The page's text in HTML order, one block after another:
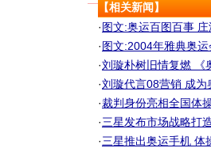
【相关新闻】
·图文:奥运百图百事
·图文:2004年雅典奥
·刘璇朴树旧情复燃 《
·刘璇代言08营销 成为
·裁判身份亮相全国体
·三星发布市场战略打
·三星推出奥运手机 体